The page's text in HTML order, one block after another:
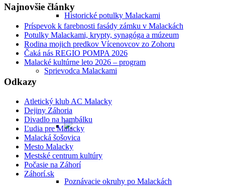
Historické potulky Malackami
Sprievodca Malackami
Poznávacie okruhy po Malackách
Najnovšie články
Príspevok k farebnosti fasády zámku v Malackách
Potulky Malackami, krypty, synagóga a múzeum
Rodina mojich predkov Vícenovcov zo Zohoru
Čaká nás REGIO POMPA 2026
Malacké kultúrne leto 2026 – program
Odkazy
Atletický klub AC Malacky
Dejiny Záhoria
Divadlo na hambálku
Ľudia pre Malacky
Malacká šošovica
Mesto Malacky
Mestské centrum kultúry
Počasie na Záhorí
Záhorí.sk